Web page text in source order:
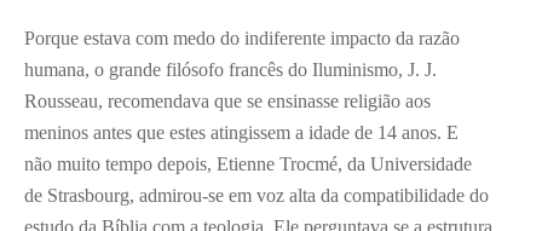
Porque estava com medo do indiferente impacto da razão
humana, o grande filósofo francês do Iluminismo, J. J.
Rousseau, recomendava que se ensinasse religião aos
meninos antes que estes atingissem a idade de 14 anos. E
não muito tempo depois, Etienne Trocmé, da Universidade
de Strasbourg, admirou-se em voz alta da compatibilidade do